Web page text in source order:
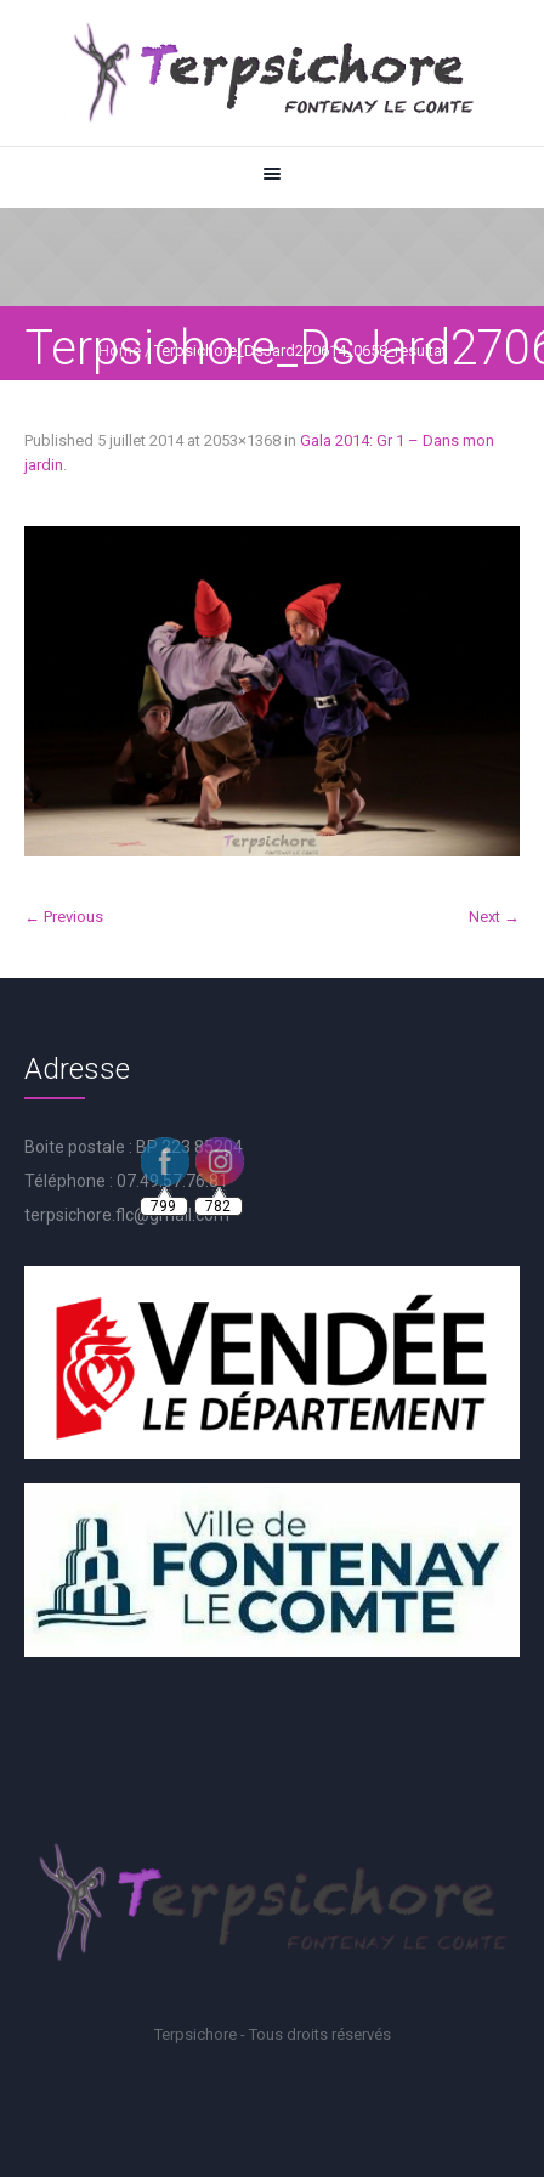
Home /Terpsichore_DsJard270614_0658_resultat
Published 5 juillet 2014at 2053×1368 in Gala 2014: Gr 1 – Dans mon
jardin.
← Previous Next →
Adresse
Boite postale : BP 223 85204
Téléphone : 07.49.57.76.81
terpsichore.flc@gmail.com
Terpsichore - Tous droits réservés
799 782